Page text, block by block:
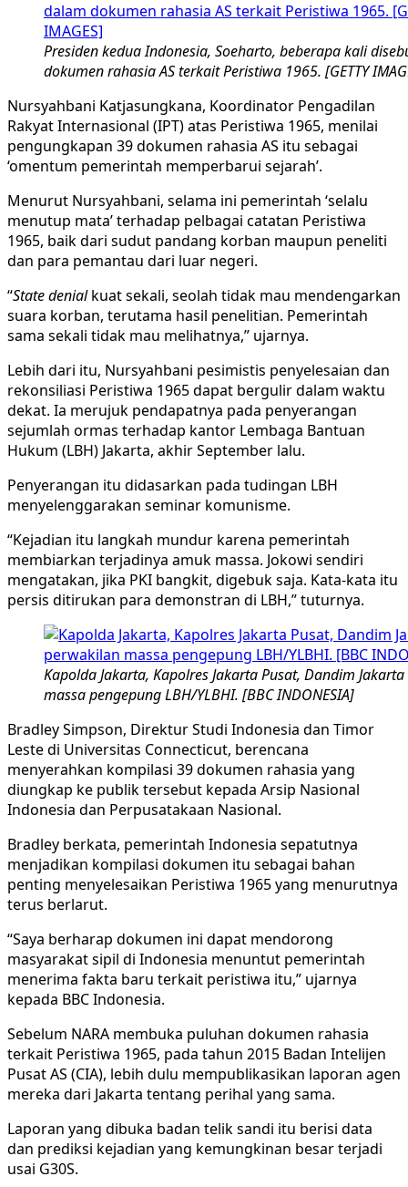
Presiden kedua Indonesia, Soeharto, beberapa kali
dokumen rahasia AS terkait Peristiwa 1965. [GETTY
Nursyahbani Katjasungkana, Koordinator Pengadilan
Rakyat Internasional (IPT) atas Peristiwa 1965, menilai
pengungkapan 39 dokumen rahasia AS itu sebagai
‘omentum pemerintah memperbarui sejarah’.
Menurut Nursyahbani, selama ini pemerintah ‘selalu
menutup mata’ terhadap pelbagai catatan Peristiwa
1965, baik dari sudut pandang korban maupun peneliti
dan para pemantau dari luar negeri.
“State denialkuat sekali, seolah tidak mau mendengarkan
suara korban, terutama hasil penelitian. Pemerintah
sama sekali tidak mau melihatnya,” ujarnya.
Lebih dari itu, Nursyahbani pesimistis penyelesaian dan
rekonsiliasi Peristiwa 1965 dapat bergulir dalam waktu
dekat. Ia merujuk pendapatnya pada penyerangan
sejumlah ormas terhadap kantor Lembaga Bantuan
Hukum (LBH) Jakarta, akhir September lalu.
Penyerangan itu didasarkan pada tudingan LBH
menyelenggarakan seminar komunisme.
“Kejadian itu langkah mundur karena pemerintah
membiarkan terjadinya amuk massa. Jokowi sendiri
mengatakan, jika PKI bangkit, digebuk saja. Kata-kata itu
persis ditirukan para demonstran di LBH,” tuturnya.
Kapolda Jakarta, Kapolres Jakarta Pusat, Dandim
massa pengepung LBH/YLBHI. [BBC INDONESIA]
Bradley Simpson, Direktur Studi Indonesia dan Timor
Leste di Universitas Connecticut, berencana
menyerahkan kompilasi 39 dokumen rahasia yang
diungkap ke publik tersebut kepada Arsip Nasional
Indonesia dan Perpusatakaan Nasional.
Bradley berkata, pemerintah Indonesia sepatutnya
menjadikan kompilasi dokumen itu sebagai bahan
penting menyelesaikan Peristiwa 1965 yang menurutnya
terus berlarut.
“Saya berharap dokumen ini dapat mendorong
masyarakat sipil di Indonesia menuntut pemerintah
menerima fakta baru terkait peristiwa itu,” ujarnya
kepada BBC Indonesia.
Sebelum NARA membuka puluhan dokumen rahasia
terkait Peristiwa 1965, pada tahun 2015 Badan Intelijen
Pusat AS (CIA), lebih dulu mempublikasikan laporan agen
mereka dari Jakarta tentang perihal yang sama.
Laporan yang dibuka badan telik sandi itu berisi data
dan prediksi kejadian yang kemungkinan besar terjadi
usai G30S.